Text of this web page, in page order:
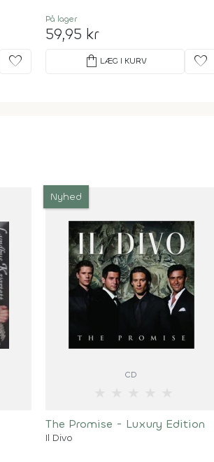
favorite
På lager
59,95 kr
shopping_bag LÆG I KURV favorite
Nyhed
CD
The Promise - Luxury Edition
Il Divo